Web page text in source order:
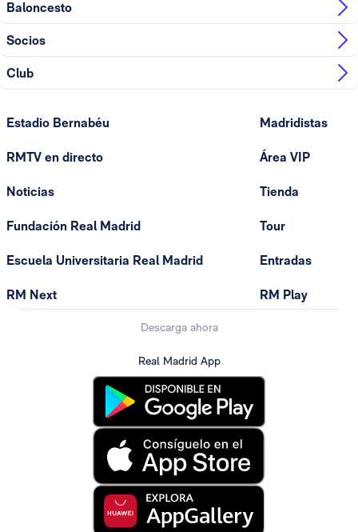
Baloncesto
Socios
Club
Estadio Bernabéu
RMTV en directo
Noticias
Fundación Real Madrid
Escuela Universitaria Real Madrid
RM Next
Madridistas
Área VIP
Tienda
Tour
Entradas
RM Play
Descarga ahora
Real Madrid App